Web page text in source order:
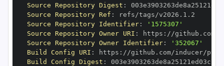
Source Repository Digest :
Source Repository Ref :
Source Repository Identifier:
'1575307'
Source Repository Owner URI : https :
Source Repository Owner Identifier:
'352067'
Build Config URI : https :
Build Config Digest :